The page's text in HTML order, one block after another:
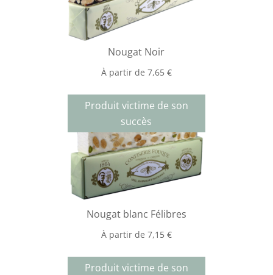
Nougat Noir
À partir de 7,65 €
Produit victime de son
succès
Nougat blanc Félibres
À partir de 7,15 €
Produit victime de son